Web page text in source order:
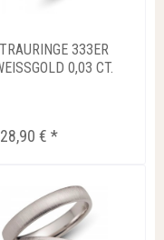
TRAURINGE 333ER
0,03 CT.
€ *